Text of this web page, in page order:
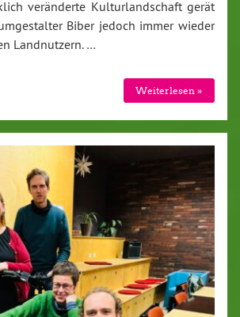
veränderte Kulturlandschaft gerät
Biber jedoch immer wieder
Landnutzern. …
Weiterlesen »